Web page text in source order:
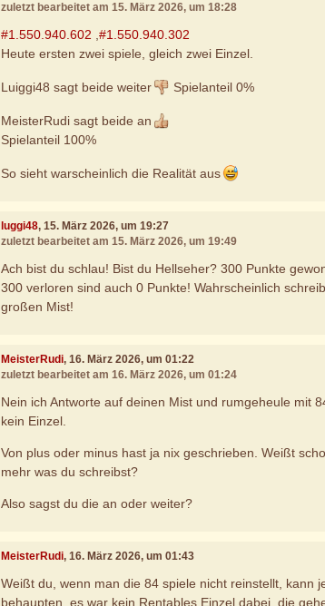
zuletzt bearbeitet am 15. März 2026, um 18:28
#1.550.940.602 ,#1.550.940.302
Heute ersten zwei spiele, gleich zwei Einzel.
Luiggi48 sagt beide weiter Spielanteil 0%
MeisterRudi sagt beide an
Spielanteil 100%
So sieht warscheinlich die Realität aus
luggi48, 15. März 2026, um 19:27
zuletzt bearbeitet am 15. März 2026, um 19:49
Ach bist du schlau! Bist du Hellseher? 300 Punkte
300 verloren sind auch 0 Punkte! Wahrscheinlich
großen Mist!
MeisterRudi, 16. März 2026, um 01:22
zuletzt bearbeitet am 16. März 2026, um 01:24
Nein ich Antworte auf deinen Mist und rumgeheule mit
kein Einzel.
Von plus oder minus hast ja nix geschrieben. Weißt
mehr was du schreibst?
Also sagst du die an oder weiter?
MeisterRudi, 16. März 2026, um 01:43
Weißt du, wenn man die 84 spiele nicht reinstellt, kann
behaupten, es war kein Rentables Einzel dabei, die